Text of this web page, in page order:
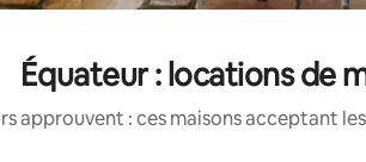
Équateur : locations de
approuvent : ces maisons acceptant